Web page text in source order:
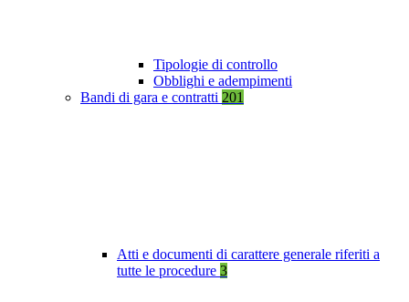
Tipologie di controllo
Obblighi e adempimenti
Bandi di gara e contratti 201
Atti e documenti di carattere generale riferiti a
tutte le procedure 3